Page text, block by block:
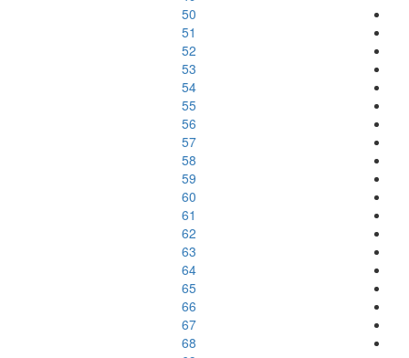
50
51
52
53
54
55
56
57
58
59
60
61
62
63
64
65
66
67
68